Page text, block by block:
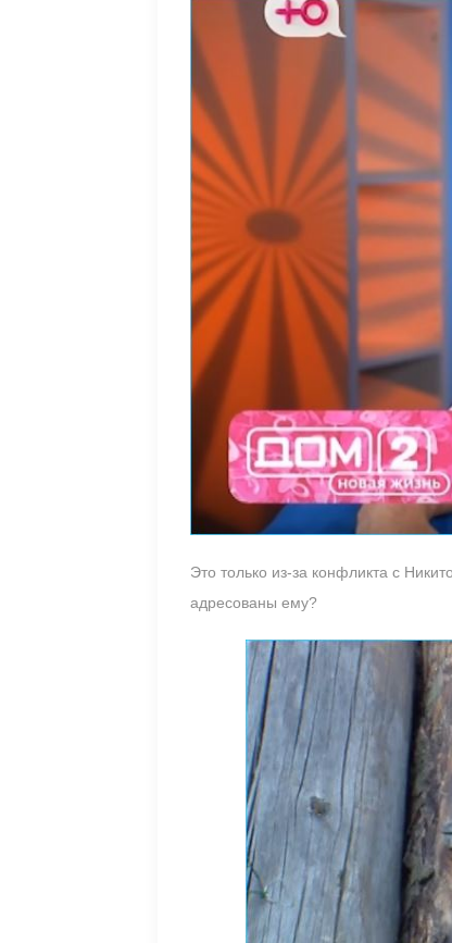
Это только из-за конфликта с
адресованы ему?